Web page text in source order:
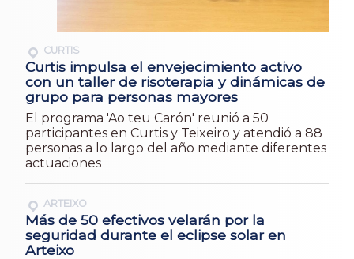
CURTIS
Curtis impulsa el envejecimiento activo
con un taller de risoterapia y dinámicas de
grupo para personas mayores
El programa 'Ao teu Carón' reunió a 50
participantes en Curtis y Teixeiro y atendió a 88
personas a lo largo del año mediante diferentes
actuaciones
ARTEIXO
Más de 50 efectivos velarán por la
seguridad durante el eclipse solar en
Arteixo